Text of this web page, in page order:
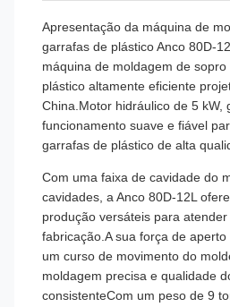
Apresentação da máquina de
garrafas de plástico Anco 80D-
máquina de moldagem de
plástico altamente eficiente
China.Motor hidráulico de 5 kW,
funcionamento suave e fiável
garrafas de plástico de alta
Com uma faixa de cavidade do
cavidades, a Anco 80D-12L
produção versáteis para
fabricação.A sua força de
um curso de movimento do
moldagem precisa e qualidade
consistenteCom um peso de 9